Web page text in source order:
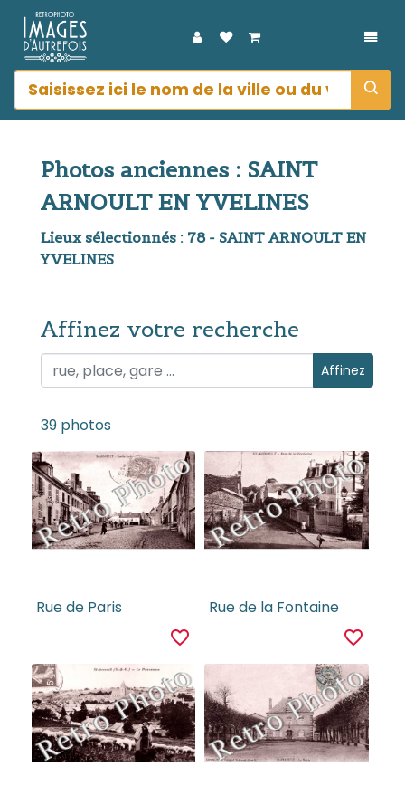
Photos anciennes : SAINT
ARNOULT EN YVELINES
Lieux sélectionnés : 78 - SAINT ARNOULT EN
YVELINES
Affinez votre recherche
Affinez votre recherche Affinez
39 photos
Rue de Paris
favorite_border
Rue de la Fontaine
favorite_border